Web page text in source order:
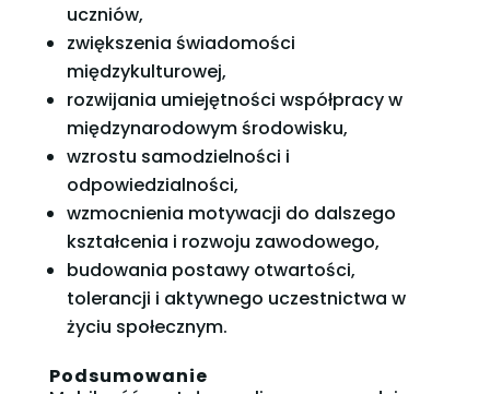
uczniów,
zwiększenia świadomości
międzykulturowej,
rozwijania umiejętności współpracy w
międzynarodowym środowisku,
wzrostu samodzielności i
odpowiedzialności,
wzmocnienia motywacji do dalszego
kształcenia i rozwoju zawodowego,
budowania postawy otwartości,
tolerancji i aktywnego uczestnictwa w
życiu społecznym.
Podsumowanie